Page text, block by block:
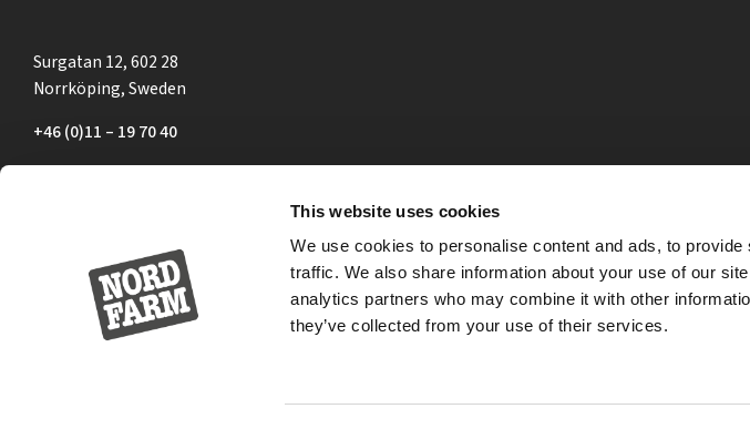
This website uses cookies
We use cookies to personalise content and ads, to
traffic. We also share information about your use of our
analytics partners who may combine it with other
they’ve collected from your use of their services.
Surgatan 12, 602 28
Norrköping, Sweden
+46 (0)11 – 19 70 40